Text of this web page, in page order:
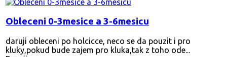
Obleceni 0-3mesice a 3-6mesicu
daruji obleceni po holcicce, neco se da pouzit i pro
kluky,pokud bude zajem pro kluka,tak z toho ode...